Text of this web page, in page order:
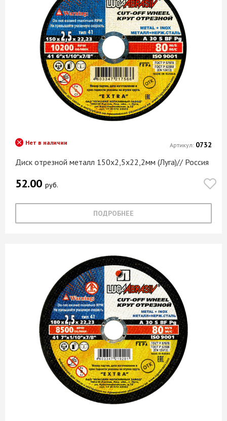
Диск отрезной металл 150х2,5х22,2мм (Луга)// Россия
Нет в наличии
52.00 руб.
ПОДРОБНЕЕ
Артикул: 0732